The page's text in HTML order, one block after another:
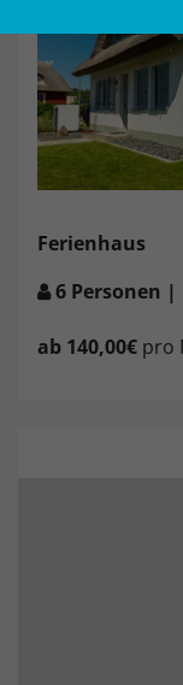
Ferienhaus
6 Personen |
ab 140,00€ pro